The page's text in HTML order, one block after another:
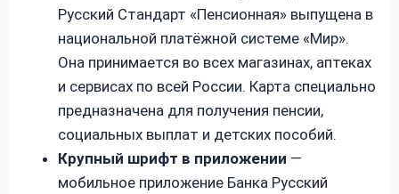
Русский Стандарт «Пенсионная» выпущена в
национальной платёжной системе «Мир».
Она принимается во всех магазинах, аптеках
и сервисах по всей России. Карта специально
предназначена для получения пенсии,
социальных выплат и детских пособий.
Крупный шрифт в приложении —
мобильное приложение Банка Русский